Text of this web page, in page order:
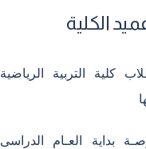
الكلية
كلية التربية الرياضية
بداية العـام الدراسى